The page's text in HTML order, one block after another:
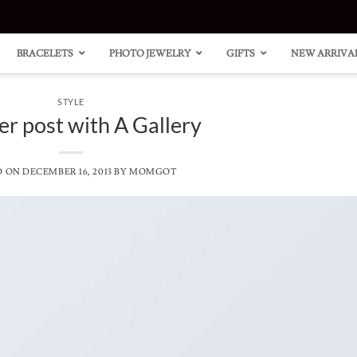
BRACELETS PHOTO JEWELRY GIFTS NEW
STYLE
post with A Gallery
ONDECEMBER 16, 2013 BY MOMGOT